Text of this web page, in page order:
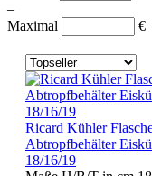
–
Maximal
€
Ricard Kühler
Abtropfbehälter
18/16/19